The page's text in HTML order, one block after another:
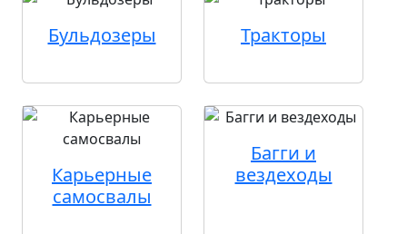
Бульдозеры Тракторы
Карьерные
самосвалы
Багги и
вездеходы